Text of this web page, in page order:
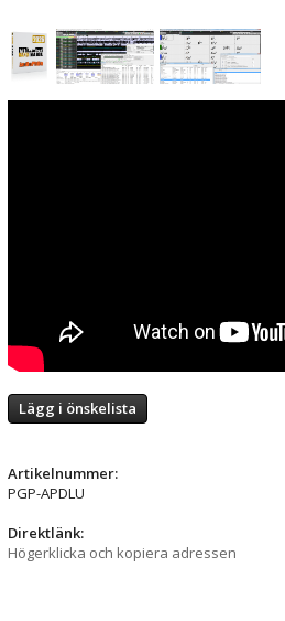
Lägg i önskelista
Artikelnummer:
PGP-APDLU
Direktlänk:
Högerklicka och kopiera adressen